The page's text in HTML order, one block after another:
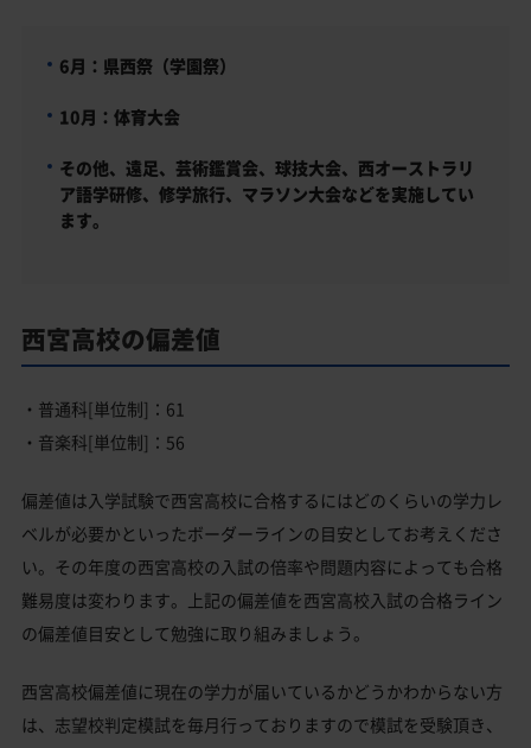
6月：県西祭（学園祭）
10月：体育大会
その他、遠足、芸術鑑賞会、球技大会、西オーストラリ
ア語学研修、修学旅行、マラソン大会などを実施してい
ます。
西宮高校の偏差値
・普通科[単位制]：61
・音楽科[単位制]：56
偏差値は入学試験で西宮高校に合格するにはどのくらいの学力レ
ベルが必要かといったボーダーラインの目安としてお考えくださ
い。その年度の西宮高校の入試の倍率や問題内容によっても合格
難易度は変わります。上記の偏差値を西宮高校入試の合格ライン
の偏差値目安として勉強に取り組みましょう。
西宮高校偏差値に現在の学力が届いているかどうかわからない方
は、志望校判定模試を毎月行っておりますので模試を受験頂き、